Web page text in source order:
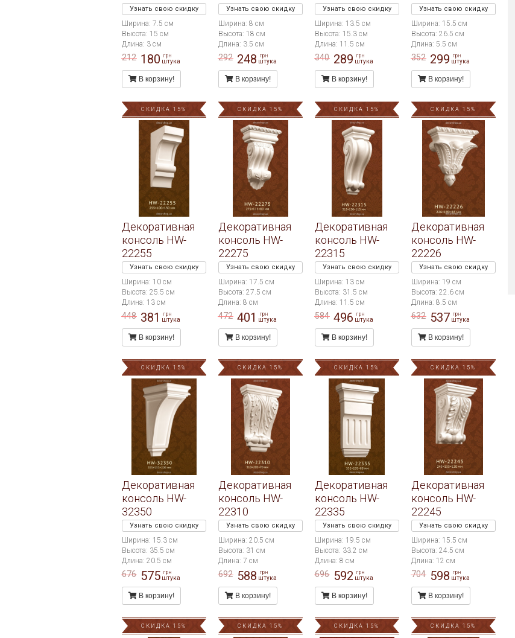
Узнать свою скидку
Ширина: 7.5 см
Высота: 15 см
Длина: 3 см
212 180 грн
штука
В корзину!
Узнать свою скидку
Ширина: 8 см
Высота: 18 см
Длина: 3.5 см
292 248 грн
штука
В корзину!
Узнать свою скидку
Ширина: 13.5 см
Высота: 15.3 см
Длина: 11.5 см
340 289 грн
штука
В корзину!
Узнать свою скидку
Ширина: 15.5 см
Высота: 26.5 см
Длина: 5.5 см
352 299 грн
штука
В корзину!
СКИДКА 15%
Декоративная
консоль HW-
22255
Узнать свою скидку
Ширина: 10 см
Высота: 25.5 см
Длина: 13 см
448 381 грн
штука
В корзину!
СКИДКА 15%
Декоративная
консоль HW-
22275
Узнать свою скидку
Ширина: 17.5 см
Высота: 27.5 см
Длина: 8 см
472 401 грн
штука
В корзину!
СКИДКА 15%
Декоративная
консоль HW-
22315
Узнать свою скидку
Ширина: 13 см
Высота: 31.5 см
Длина: 11.5 см
584 496 грн
штука
В корзину!
СКИДКА 15%
Декоративная
консоль HW-
22226
Узнать свою скидку
Ширина: 19 см
Высота: 22.6 см
Длина: 8.5 см
632 537 грн
штука
В корзину!
СКИДКА 15%
Декоративная
консоль HW-
32350
Узнать свою скидку
Ширина: 15.3 см
Высота: 35.5 см
Длина: 20.5 см
676 575 грн
штука
В корзину!
СКИДКА 15%
Декоративная
консоль HW-
22310
Узнать свою скидку
Ширина: 20.5 см
Высота: 31 см
Длина: 7 см
692 588 грн
штука
В корзину!
СКИДКА 15%
Декоративная
консоль HW-
22335
Узнать свою скидку
Ширина: 19.5 см
Высота: 33.2 см
Длина: 8 см
696 592 грн
штука
В корзину!
СКИДКА 15%
Декоративная
консоль HW-
22245
Узнать свою скидку
Ширина: 15.5 см
Высота: 24.5 см
Длина: 12 см
704 598 грн
штука
В корзину!
СКИДКА 15% СКИДКА 15% СКИДКА 15% СКИДКА 15%